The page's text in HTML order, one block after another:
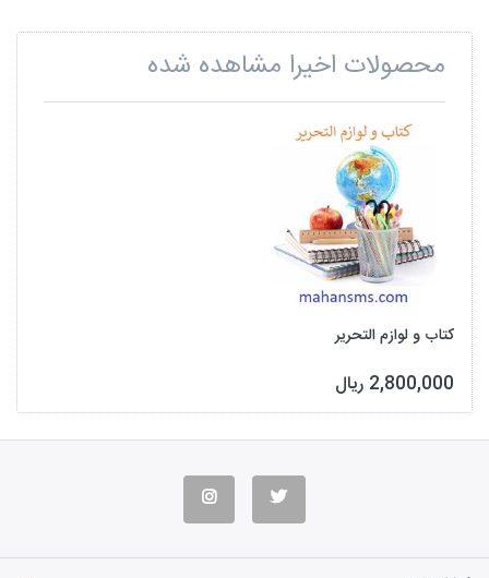
محصولات اخیرا مشاهده شده
کتاب و لوازم التحریر
2,800,000 ریال